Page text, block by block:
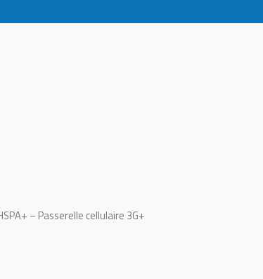
– Passerelle cellulaire 3G+